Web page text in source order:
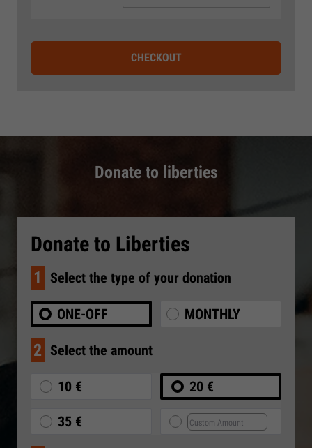
CHECKOUT
Donate to liberties
Donate to Liberties
1 Select the type of your donation
ONE-OFF MONTHLY
2 Select the amount
10 € 20 €
35 €